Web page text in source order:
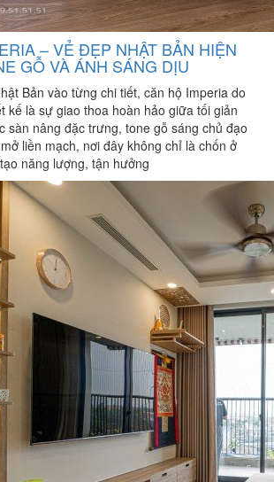
– VẺ ĐẸP NHẬT BẢN HIỆN
GỖ VÀ ÁNH SÁNG DỊU
Bản vào từng chi tiết, căn hộ Imperia do
kế là sự giao thoa hoàn hảo giữa tối giản
sàn nâng đặc trưng, tone gỗ sáng chủ đạo
liền mạch, nơi đây không chỉ là chốn ở
năng lượng, tận hưởng